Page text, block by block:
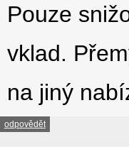
Pouze
vklad.
na jiný
odpovědět